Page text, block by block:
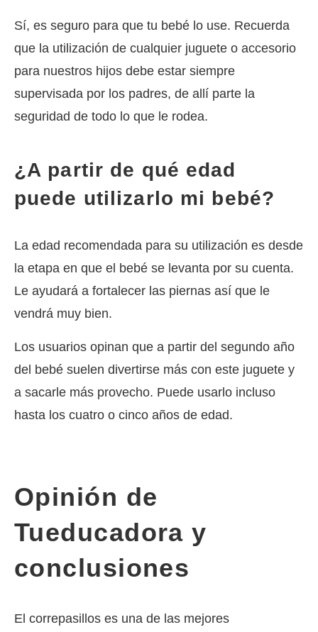
Sí, es seguro para que tu bebé lo use. Recuerda
que la utilización de cualquier juguete o accesorio
para nuestros hijos debe estar siempre
supervisada por los padres, de allí parte la
seguridad de todo lo que le rodea.
¿A partir de qué edad
puede utilizarlo mi bebé?
La edad recomendada para su utilización es desde
la etapa en que el bebé se levanta por su cuenta.
Le ayudará a fortalecer las piernas así que le
vendrá muy bien.
Los usuarios opinan que a partir del segundo año
del bebé suelen divertirse más con este juguete y
a sacarle más provecho. Puede usarlo incluso
hasta los cuatro o cinco años de edad.
Opinión de
Tueducadora y
conclusiones
El correpasillos es una de las mejores